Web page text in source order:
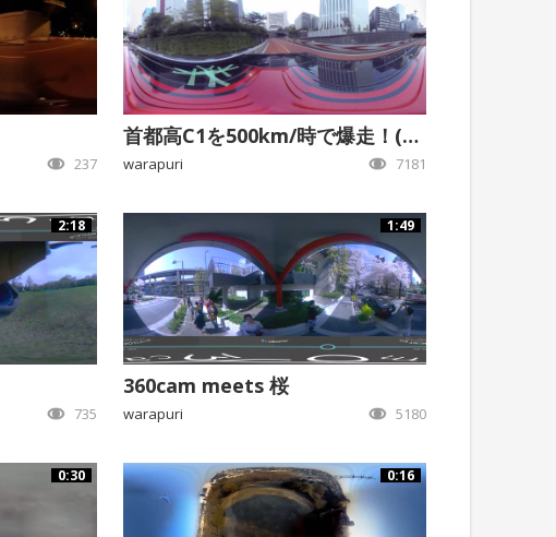
237
首都高C1を500km/時で爆走！(嘘)
warapuri 7181
2:18
735
1:49
360cam meets 桜
warapuri 5180
0:30 0:16